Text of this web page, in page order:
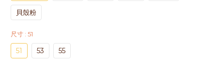
貝殼粉
尺寸 : 51
51 53 55